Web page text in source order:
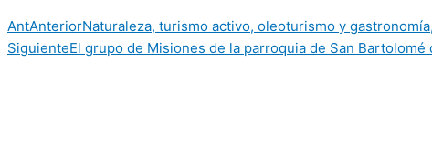
AntAnteriorNaturaleza, turismo activo, oleoturismo y
SiguienteEl grupo de Misiones de la parroquia de San